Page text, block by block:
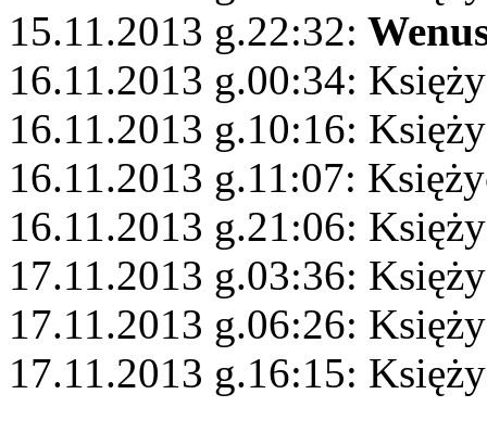
15.11.2013 g.22:32:
16.11.2013 g.00:34:
16.11.2013 g.10:16:
16.11.2013 g.11:07:
16.11.2013 g.21:06:
17.11.2013 g.03:36:
17.11.2013 g.06:26:
17.11.2013 g.16:15: